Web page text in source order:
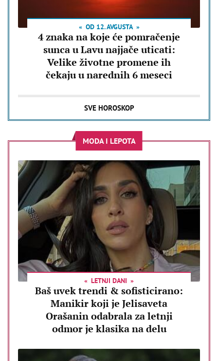
OD 12. AVGUSTA
4 znaka na koje će pomračenje
sunca u Lavu najjače uticati:
Velike životne promene ih
čekaju u narednih 6 meseci
SVE HOROSKOP
MODA I LEPOTA
LETNJI DANI
Baš uvek trendi & sofisticirano:
Manikir koji je Jelisaveta
Orašanin odabrala za letnji
odmor je klasika na delu